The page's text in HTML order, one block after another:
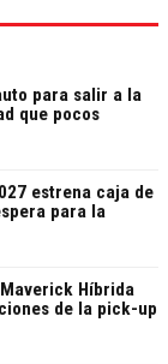
para salir a la
que pocos
estrena caja de
para la
Híbrida
de la pick-up